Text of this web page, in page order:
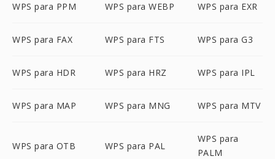
WPS para PPM WPS para WEBP WPS para EXR
WPS para FAX WPS para FTS WPS para G3
WPS para HDR WPS para HRZ WPS para IPL
WPS para MAP WPS para MNG WPS para MTV
WPS para OTB WPS para PAL
WPS para
PALM